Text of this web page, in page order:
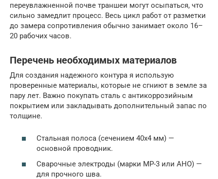
переувлажненной почве траншеи могут осыпаться, что
сильно замедлит процесс. Весь цикл работ от разметки
до замера сопротивления обычно занимает около 16–
20 рабочих часов.
Перечень необходимых материалов
Для создания надежного контура я использую
проверенные материалы, которые не сгниют в земле за
пару лет. Важно покупать сталь с антикоррозийным
покрытием или закладывать дополнительный запас по
толщине.
Стальная полоса (сечением 40х4 мм) —
основной проводник.
Сварочные электроды (марки МР-3 или АНО) —
для прочного шва.